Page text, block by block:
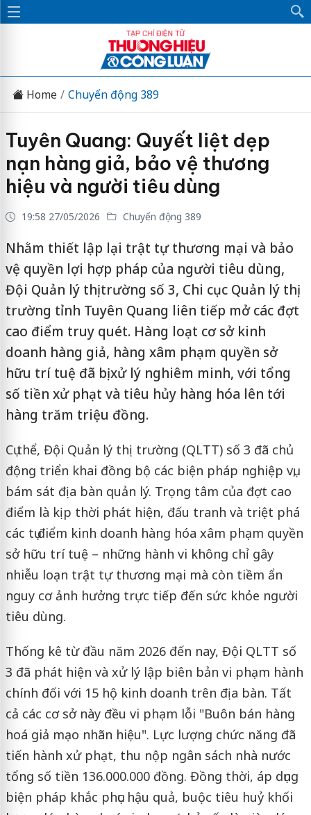
Home Chuyển động 389
Tuyên Quang: Quyết liệt dẹp
nạn hàng giả, bảo vệ thương
hiệu và người tiêu dùng
19:58 27/05/2026 Chuyển động 389
Nhằm thiết lập lại trật tự thương mại và bảo
vệ quyền lợi hợp pháp của người tiêu dùng,
Đội Quản lý thị trường số 3, Chi cục Quản lý thị
trường tỉnh Tuyên Quang liên tiếp mở các đợt
cao điểm truy quét. Hàng loạt cơ sở kinh
doanh hàng giả, hàng xâm phạm quyền sở
hữu trí tuệ đã bị xử lý nghiêm minh, với tổng
số tiền xử phạt và tiêu hủy hàng hóa lên tới
hàng trăm triệu đồng.
Cụ thể, Đội Quản lý thị trường (QLTT) số 3 đã chủ
động triển khai đồng bộ các biện pháp nghiệp vụ,
bám sát địa bàn quản lý. Trọng tâm của đợt cao
điểm là kịp thời phát hiện, đấu tranh và triệt phá
các tụ điểm kinh doanh hàng hóa xâm phạm quyền
sở hữu trí tuệ – những hành vi không chỉ gây
nhiễu loạn trật tự thương mại mà còn tiềm ẩn
nguy cơ ảnh hưởng trực tiếp đến sức khỏe người
tiêu dùng.
Thống kê từ đầu năm 2026 đến nay, Đội QLTT số
3 đã phát hiện và xử lý lập biên bản vi phạm hành
chính đối với 15 hộ kinh doanh trên địa bàn. Tất
cả các cơ sở này đều vi phạm lỗi "Buôn bán hàng
hoá giả mạo nhãn hiệu". Lực lượng chức năng đã
tiến hành xử phạt, thu nộp ngân sách nhà nước
tổng số tiền 136.000.000 đồng. Đồng thời, áp dụng
biện pháp khắc phục hậu quả, buộc tiêu huỷ khối